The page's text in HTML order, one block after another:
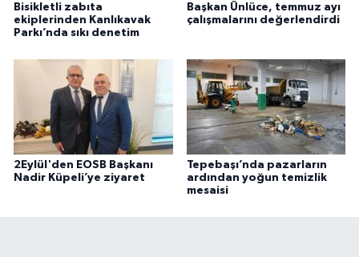
Bisikletli zabıta
ekiplerinden Kanlıkavak
Parkı’nda sıkı denetim
Başkan Ünlüce, temmuz ayı
çalışmalarını değerlendirdi
2Eylül'den EOSB Başkanı
Nadir Küpeli’ye ziyaret
Tepebaşı’nda pazarların
ardından yoğun temizlik
mesaisi